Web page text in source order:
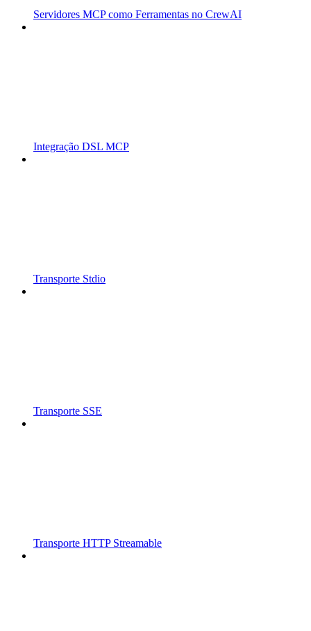
Servidores MCP como Ferramentas no CrewAI
Integração DSL MCP
Transporte Stdio
Transporte SSE
Transporte HTTP Streamable